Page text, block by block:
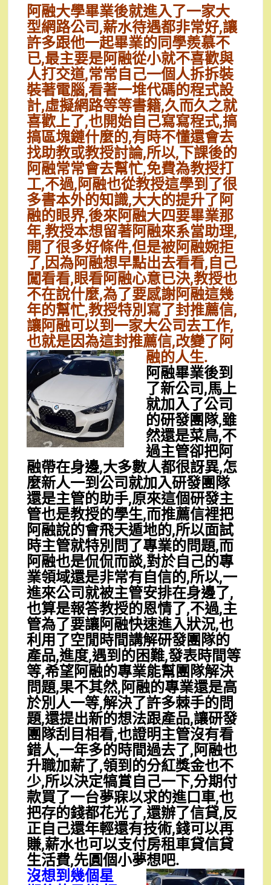
阿融大學畢業後就進入了一家大
型網路公司,薪水待遇都非常好,讓
許多跟他一起畢業的同學羨慕不
已,最主要是阿融從小就不喜歡與
人打交道,常常自己一個人拆拆裝
裝著電腦,看著一堆代碼的程式設
計,虛擬網路等等書籍,久而久之就
喜歡上了,也開始自己寫寫程式,搞
搞區塊鏈什麼的,有時不懂還會去
找助教或教授討論,所以,下課後的
阿融常常會去幫忙,免費為教授打
工,不過,阿融也從教授這學到了很
多書本外的知識,大大的提升了阿
融的眼界,後來阿融大四要畢業那
年,教授本想留著阿融來系當助理,
開了很多好條件,但是被阿融婉拒
了,因為阿融想早點出去看看,自己
闖看看,眼看阿融心意已決,教授也
不在說什麼,為了要感謝阿融這幾
年的幫忙,教授特別寫了封推薦信,
讓阿融可以到一家大公司去工作,
也就是因為這封推薦信,改變了阿
融的人生.
阿融畢業後到
了新公司,馬上
就加入了公司
的研發團隊,雖
然還是菜鳥,不
過主管卻把阿
融帶在身邊,大多數人都很訝異,怎
麼新人一到公司就加入研發團隊
還是主管的助手,原來這個研發主
管也是教授的學生,而推薦信裡把
阿融說的會飛天遁地的,所以面試
時主管就特別問了專業的問題,而
阿融也是侃侃而談,對於自己的專
業領域還是非常有自信的,所以,一
進來公司就被主管安排在身邊了,
也算是報答教授的恩情了,不過,主
管為了要讓阿融快速進入狀況,也
利用了空閒時間講解研發團隊的
產品,進度,遇到的困難,發表時間等
等,希望阿融的專業能幫團隊解決
問題,果不其然,阿融的專業還是高
於別人一等,解決了許多棘手的問
題,還提出新的想法跟產品,讓研發
團隊刮目相看,也證明主管沒有看
錯人,一年多的時間過去了,阿融也
升職加薪了,領到的分紅獎金也不
少,所以決定犒賞自己一下,分期付
款買了一台夢寐以求的進口車,也
把存的錢都花光了,還辦了信貸,反
正自己還年輕還有技術,錢可以再
賺,薪水也可以支付房租車貸信貸
生活費,先圓個小夢想吧.
沒想到幾個星